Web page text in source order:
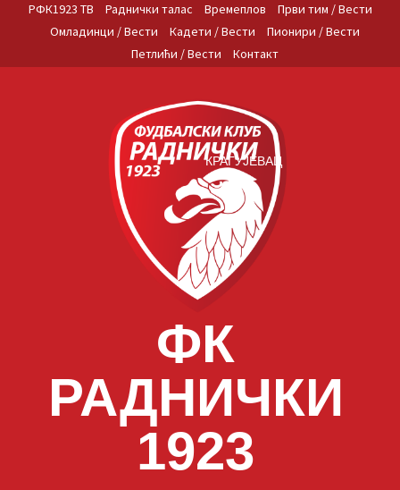
РФК1923 ТВ Раднички талас Времеплов
Први тим / Вести
Омладинци / Вести
Кадети / Вести
Пионири / Вести
Петлићи / Вести
Контакт
ФК
РАДНИЧКИ
1923
КРАГУЈЕВАЦ